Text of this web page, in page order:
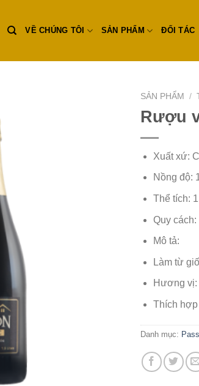
VỀ CHÚNG TÔI SẢN PHẨM ĐỐI TÁC
SẢN PHẨM /
Rượu
Xuất xứ:
Nồng độ:
Thể tích:
Quy
Mô tả:
Làm từ
Hương vị:
Thích hợp
Danh mục: